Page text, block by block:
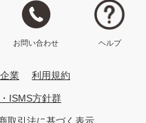
お問い合わせ ヘルプ
業 利用規約
ISMS方針群